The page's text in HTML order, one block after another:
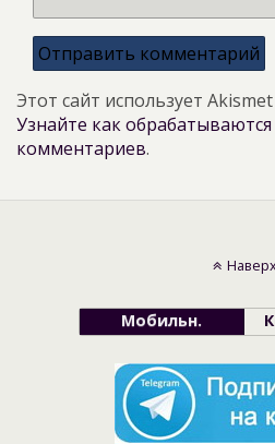
Этот сайт использует
Узнайте как
комментариев.
Наверх
Мобильн.